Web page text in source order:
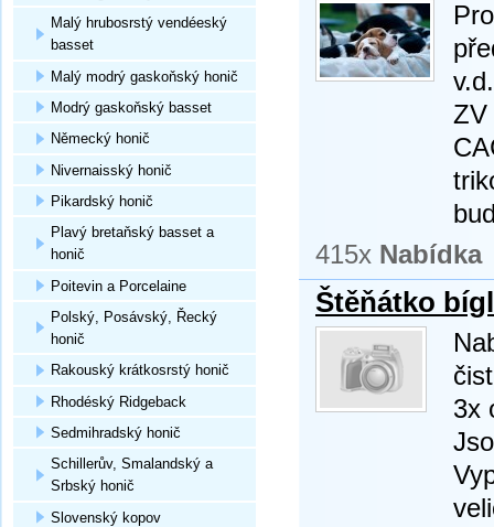
ZV
415x Nabídka
Štěňátko bígl
3x
Malý hrubosrstý vendéeský
basset
Malý modrý gaskoňský honič
Modrý gaskoňský basset
Německý honič
Nivernaisský honič
Pikardský honič
Plavý bretaňský basset a
honič
Poitevin a Porcelaine
Polský, Posávský, Řecký
honič
Rakouský krátkosrstý honič
Rhodéský Ridgeback
Sedmihradský honič
Schillerův, Smalandský a
Srbský honič
Slovenský kopov